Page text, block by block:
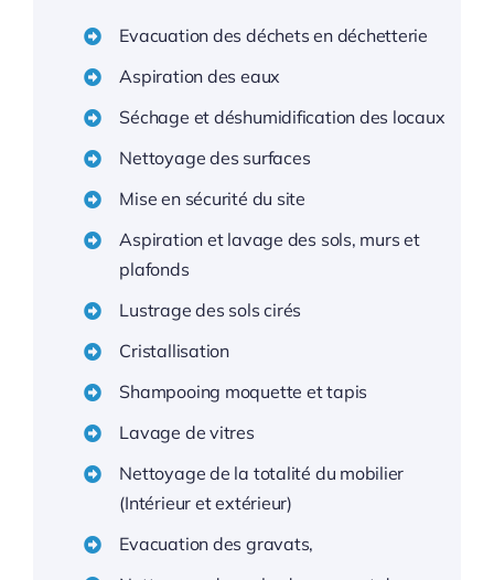
Evacuation des déchets en déchetterie
Aspiration des eaux
Séchage et déshumidification des locaux
Nettoyage des surfaces
Mise en sécurité du site
Aspiration et lavage des sols, murs et
plafonds
Lustrage des sols cirés
Cristallisation
Shampooing moquette et tapis
Lavage de vitres
Nettoyage de la totalité du mobilier
(Intérieur et extérieur)
Evacuation des gravats,